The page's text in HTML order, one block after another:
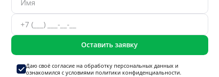
Оставить заявку
Даю своё согласие на обработку персональных данныхи
ознакомился с условиями политики конфиденциальности.